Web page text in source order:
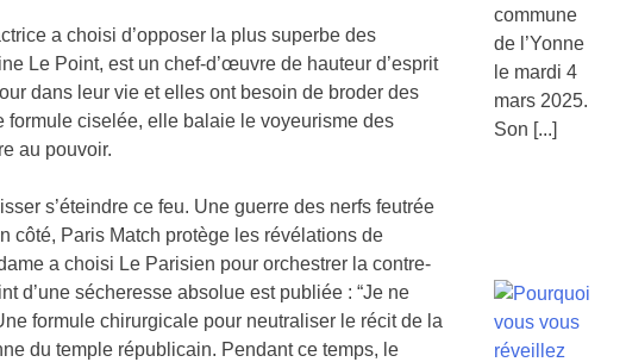
a choisi d’opposer la plus superbe des
Le Point, est un chef-d’œuvre de hauteur d’esprit
dans leur vie et elles ont besoin de broder des
formule ciselée, elle balaie le voyeurisme des
au pouvoir.
s’éteindre ce feu. Une guerre des nerfs feutrée
côté, Paris Match protège les révélations de
a choisi Le Parisien pour orchestrer la contre-
d’une sécheresse absolue est publiée : “Je ne
formule chirurgicale pour neutraliser le récit de la
du temple républicain. Pendant ce temps, le
commune
de l’Yonne
le mardi 4
mars 2025.
Son [...]